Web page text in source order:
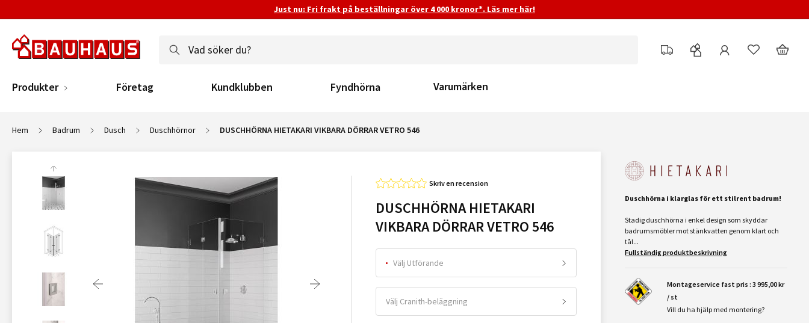
Just nu: Fri frakt på beställningar över 4 000 kronor*. Läs mer här!
Produkter Företag Kundklubben Fyndhörna Varumärken
Hem Badrum Dusch Duschhörnor DUSCHHÖRNA HIETAKARI VIKBARA DÖRRAR VETRO 546
Skriv en recension
DUSCHHÖRNA HIETAKARI
VIKBARA DÖRRAR VETRO 546
Välj Utförande
Välj Cranith-beläggning
Duschhörna i klarglas för ett stilrent badrum!
Stadig duschhörna i enkel design som skyddar
badrumsmöbler mot stänkvatten genom klart och
tål...
Fullständig produktbeskrivning
Montageservice fast pris : 3 995,00 kr
/ st
Vill du ha hjälp med montering?